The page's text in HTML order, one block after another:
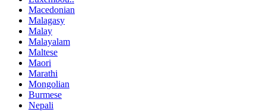
Macedonian
Malagasy
Malay
Malayalam
Maltese
Maori
Marathi
Mongolian
Burmese
Nepali